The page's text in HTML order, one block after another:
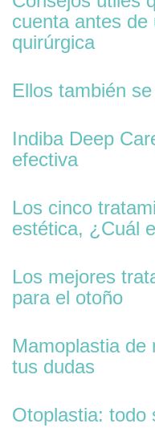
cuenta antes de
quirúrgica
Ellos también
Indiba Deep
efectiva
Los cinco
estética, ¿Cuál
Los mejores
para el otoño
Mamoplastia de
tus dudas
Otoplastia: todo